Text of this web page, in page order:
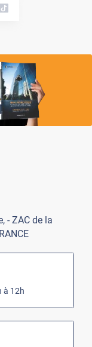
- ZAC de la
à 12h